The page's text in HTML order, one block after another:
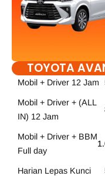
TOYOTA
Mobil + Driver 12 Jam
Mobil + Driver + (ALL
IN) 12 Jam
Mobil + Driver + BBM
Full day
Harian Lepas Kunci